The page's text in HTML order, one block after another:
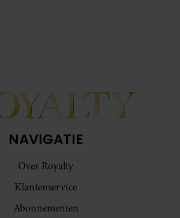
NAVIGATIE
Over Royalty
Klantenservice
Abonnementen